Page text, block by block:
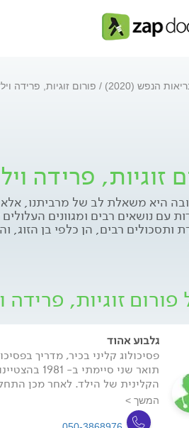
הנפש (2020) פורום זוגיות, פרידה
זוגיות, פרידה
היא משאלת לב של מרביתנו,
עם נושאים רבים ומגוונים
ותסכולים רבים, הן כלפי בן הזוג,
רצויים הצצים בתוכנו. זוגיות
הורים, ילדים, דרישות חברתיות
כישלון כל האופציות האחרות,
כל המעורבים, אלא שלהיפרד
לכל ההתחלות החדשות שבהמשך.
זוגיות, פרידה
גלבוע אהוד
תואר שני
הקלינית של הילד. לאחר מכן
המשך >